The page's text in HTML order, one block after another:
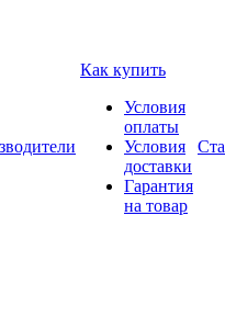
Как купить
Условия
оплаты
Условия
доставки
Гарантия
на товар